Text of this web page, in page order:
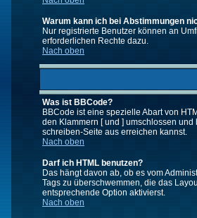
Warum kann ich bei Abstimmungen
Nur registrierte Benutzer können an
erforderlichen Rechte dazu.
Nach oben
Was ist BBCode?
BBCode ist eine spezielle Abart von
den Klammern [ und ] umschlossen
schreiben-Seite aus erreichen kannst.
Nach oben
Darf ich HTML benutzen?
Das hängt davon ab, ob es vom
Tags zu überschwemmen, die das
entsprechende Option aktivierst.
Nach oben